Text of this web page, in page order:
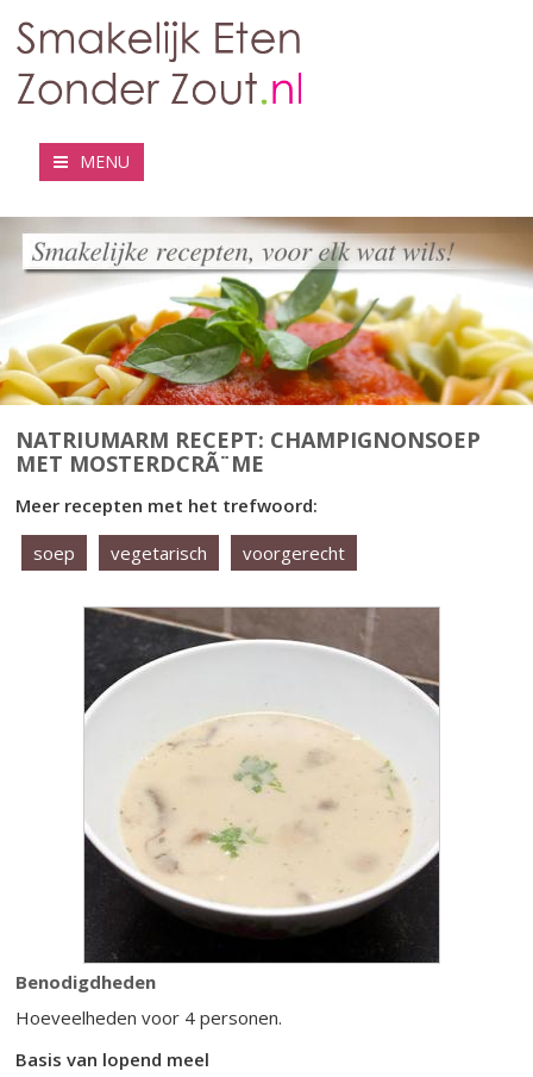
MENU
NATRIUMARM RECEPT: CHAMPIGNONSOEP
MET MOSTERDCRÃ¨ME
Meer recepten met het trefwoord:
soep
vegetarisch voorgerecht
Benodigdheden
Hoeveelheden voor 4 personen.
Basis van lopend meel